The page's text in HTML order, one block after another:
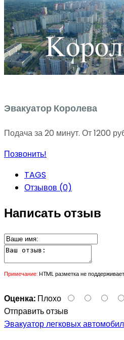
Эвакуатор Королева
Подача за 20 минут. От 1200
Позвонить!
TAGS
Отзывов (0)
Написать отзыв
Примечание:HTML разметка не
Оценка: Плохо
Отправить отзыв
Эвакуатор легковых